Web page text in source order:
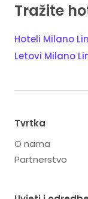
Tražite
Hoteli Milano
Letovi Milano
Tvrtka
O nama
Partnerstvo